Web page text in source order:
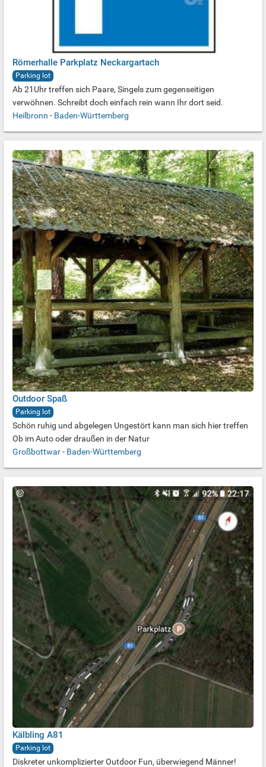
Römerhalle Parkplatz Neckargartach
Parking lot
Ab 21Uhr treffen sich Paare, Singels zum gegenseitigen
verwöhnen. Schreibt doch einfach rein wann Ihr dort seid.
Heilbronn - Baden-Württemberg
Outdoor Spaß
Parking lot
Schön ruhig und abgelegen Ungestört kann man sich hier treffen
Ob im Auto oder draußen in der Natur
Großbottwar- Baden-Württemberg
Kälbling A81
Parking lot
Diskreter unkomplizierter Outdoor Fun, überwiegend Männer!